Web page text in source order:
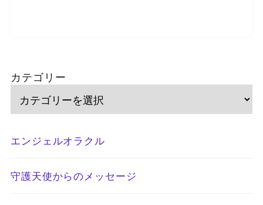
カテゴリー
エンジェルオラクル
守護天使からのメッセージ